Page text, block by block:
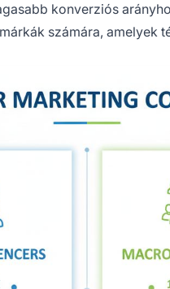
konverziós
számára, amelyek